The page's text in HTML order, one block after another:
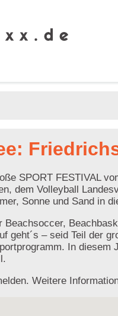
SPORT FESTIVAL
dem Volleyball
Sonne und Sand in
Beachsoccer,
geht´s – seid Teil der
In
Weitere